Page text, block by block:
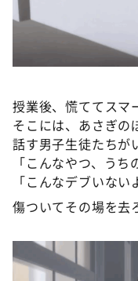
授業後、慌ててスマ
そこには、あさぎの
話す男子生徒たちが
「こんなやつ、うち
「こんなデブいない
傷ついてその場を去